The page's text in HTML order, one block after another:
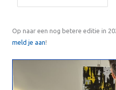
Op naar een nog betere editie in
meld je aan!